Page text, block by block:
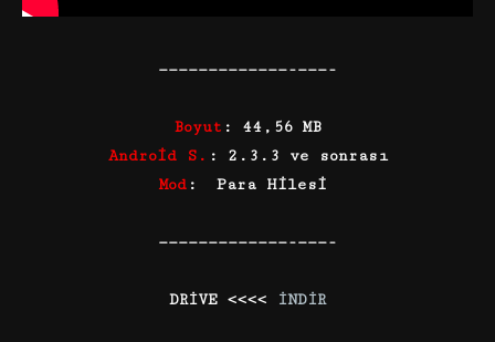
—————————————-———-
Boyut : 44,56 MB
Android S. : 2.3.3 ve sonrası
Mod: Para Hilesi
—————————————-———-
DRİVE <<<< İNDİR